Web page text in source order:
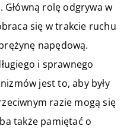
rolę odgrywa w
się w trakcie ruchu
napędową.
i sprawnego
jest to, aby były
razie mogą się
także pamiętać o